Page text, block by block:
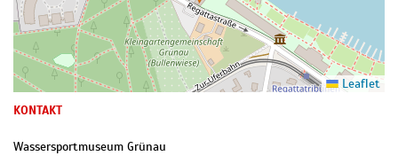
Leaflet
KONTAKT
Wassersportmuseum Grünau